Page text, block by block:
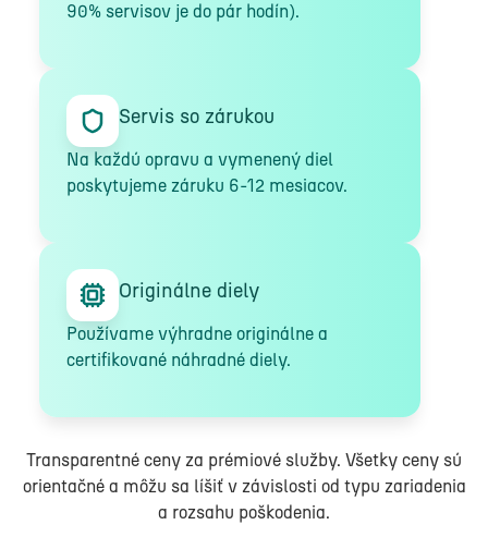
90% servisov je do pár hodín).
Servis so zárukou
Na každú opravu a vymenený diel
poskytujeme záruku 6-12 mesiacov.
Originálne diely
Používame výhradne originálne a
certifikované náhradné diely.
Transparentné ceny za prémiové služby. Všetky ceny sú
orientačné a môžu sa líšiť v závislosti od typu zariadenia
a rozsahu poškodenia.